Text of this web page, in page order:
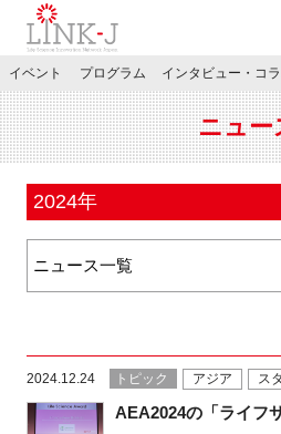
JP／
特別会員専用メニュー
お問い合わせ
イベント プログラム インタビュー・コ
ニュー
2024年
2024.12.24 トピック アジア ス
AEA2024の「ライフ